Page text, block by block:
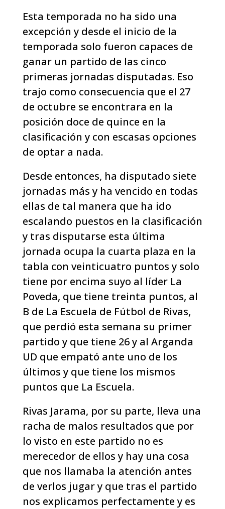
Esta temporada no ha sido una
excepción y desde el inicio de la
temporada solo fueron capaces de
ganar un partido de las cinco
primeras jornadas disputadas. Eso
trajo como consecuencia que el 27
de octubre se encontrara en la
posición doce de quince en la
clasificación y con escasas opciones
de optar a nada.
Desde entonces, ha disputado siete
jornadas más y ha vencido en todas
ellas de tal manera que ha ido
escalando puestos en la clasificación
y tras disputarse esta última
jornada ocupa la cuarta plaza en la
tabla con veinticuatro puntos y solo
tiene por encima suyo al líder La
Poveda, que tiene treinta puntos, al
B de La Escuela de Fútbol de Rivas,
que perdió esta semana su primer
partido y que tiene 26 y al Arganda
UD que empató ante uno de los
últimos y que tiene los mismos
puntos que La Escuela.
Rivas Jarama, por su parte, lleva una
racha de malos resultados que por
lo visto en este partido no es
merecedor de ellos y hay una cosa
que nos llamaba la atención antes
de verlos jugar y que tras el partido
nos explicamos perfectamente y es